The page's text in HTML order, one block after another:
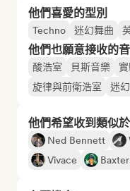
他們喜愛的型別
Techno 迷幻舞曲
他們也願意接收的
酸浩室 貝斯音樂
旋律與前衛浩室
迷
他們希望收到類似
Ned Bennett
Vivace
Baxter